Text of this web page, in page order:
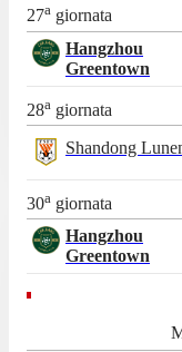
27a giornata
Hangzhou
Greentown
28a giornata
Shandong
30a giornata
Hangzhou
Greentown